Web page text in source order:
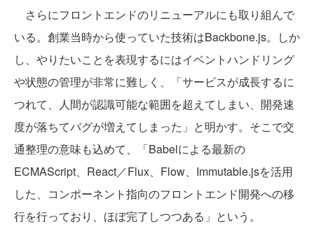
さらにフロントエンドのリニューアルにも取り組んで
いる。創業当時から使っていた技術はBackbone.js。しか
し、やりたいことを表現するにはイベントハンドリング
や状態の管理が非常に難しく、「サービスが成長するに
つれて、人間が認識可能な範囲を超えてしまい、開発速
度が落ちてバグが増えてしまった」と明かす。そこで交
通整理の意味も込めて、「Babelによる最新の
ECMAScript、React／Flux、Flow、Immutable.jsを活用
した、コンポーネント指向のフロントエンド開発への移
行を行っており、ほぼ完了しつつある」という。